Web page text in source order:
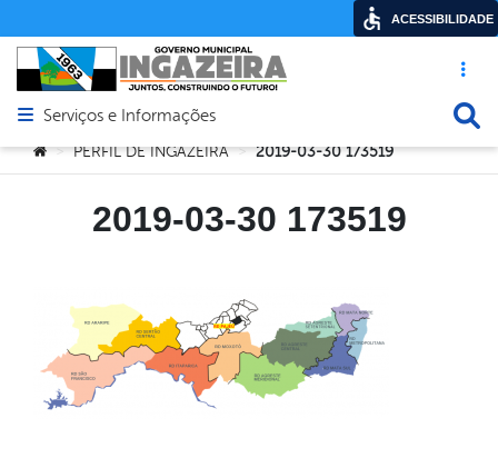
Acesso
Abrir menu principal de navegação
Serviços e Informações
Você está aqui:
> PERFIL DE INGAZEIRA > 2019-03-30 173519
2019-03-30 173519
ACESSIBILIDADE